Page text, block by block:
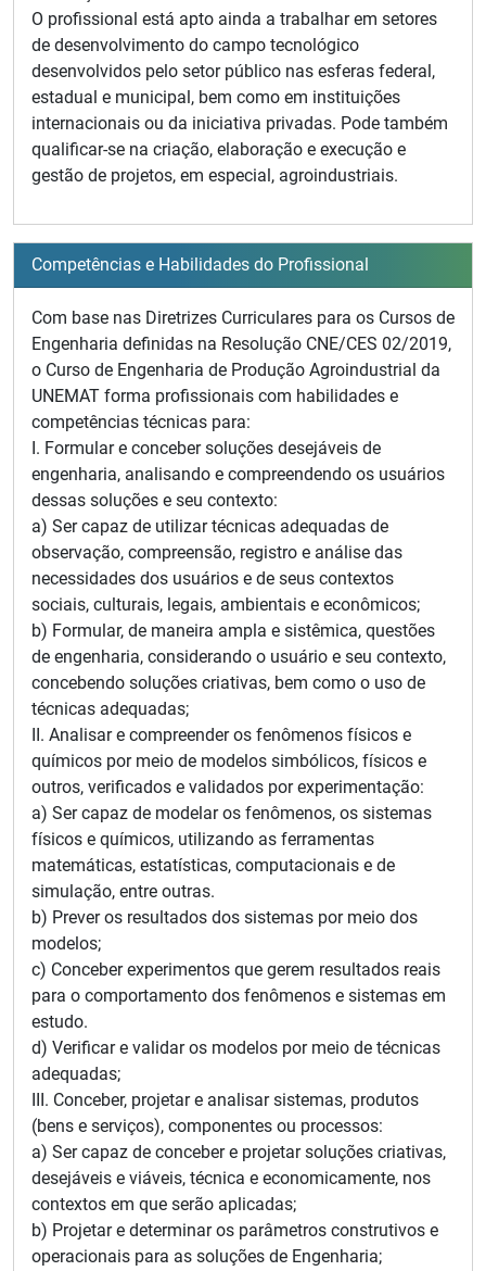
O profissional está apto ainda a trabalhar em setores
de desenvolvimento do campo tecnológico
desenvolvidos pelo setor público nas esferas federal,
estadual e municipal, bem como em instituições
internacionais ou da iniciativa privadas. Pode também
qualificar-se na criação, elaboração e execução e
gestão de projetos, em especial, agroindustriais.
Competências e Habilidades do Profissional
Com base nas Diretrizes Curriculares para os Cursos de
Engenharia definidas na Resolução CNE/CES 02/2019,
o Curso de Engenharia de Produção Agroindustrial da
UNEMAT forma profissionais com habilidades e
competências técnicas para:
I. Formular e conceber soluções desejáveis de
engenharia, analisando e compreendendo os usuários
dessas soluções e seu contexto:
a) Ser capaz de utilizar técnicas adequadas de
observação, compreensão, registro e análise das
necessidades dos usuários e de seus contextos
sociais, culturais, legais, ambientais e econômicos;
b) Formular, de maneira ampla e sistêmica, questões
de engenharia, considerando o usuário e seu contexto,
concebendo soluções criativas, bem como o uso de
técnicas adequadas;
II. Analisar e compreender os fenômenos físicos e
químicos por meio de modelos simbólicos, físicos e
outros, verificados e validados por experimentação:
a) Ser capaz de modelar os fenômenos, os sistemas
físicos e químicos, utilizando as ferramentas
matemáticas, estatísticas, computacionais e de
simulação, entre outras.
b) Prever os resultados dos sistemas por meio dos
modelos;
c) Conceber experimentos que gerem resultados reais
para o comportamento dos fenômenos e sistemas em
estudo.
d) Verificar e validar os modelos por meio de técnicas
adequadas;
III. Conceber, projetar e analisar sistemas, produtos
(bens e serviços), componentes ou processos:
a) Ser capaz de conceber e projetar soluções criativas,
desejáveis e viáveis, técnica e economicamente, nos
contextos em que serão aplicadas;
b) Projetar e determinar os parâmetros construtivos e
operacionais para as soluções de Engenharia;